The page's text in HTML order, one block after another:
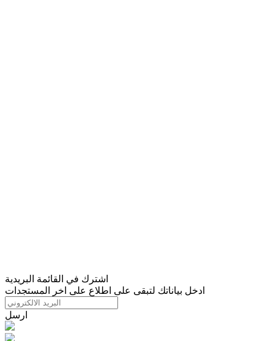
اشترك في القائمة البريدية
ادخل بياناتك لتبقى على اطلاع على اخر المستجدات
ارسل